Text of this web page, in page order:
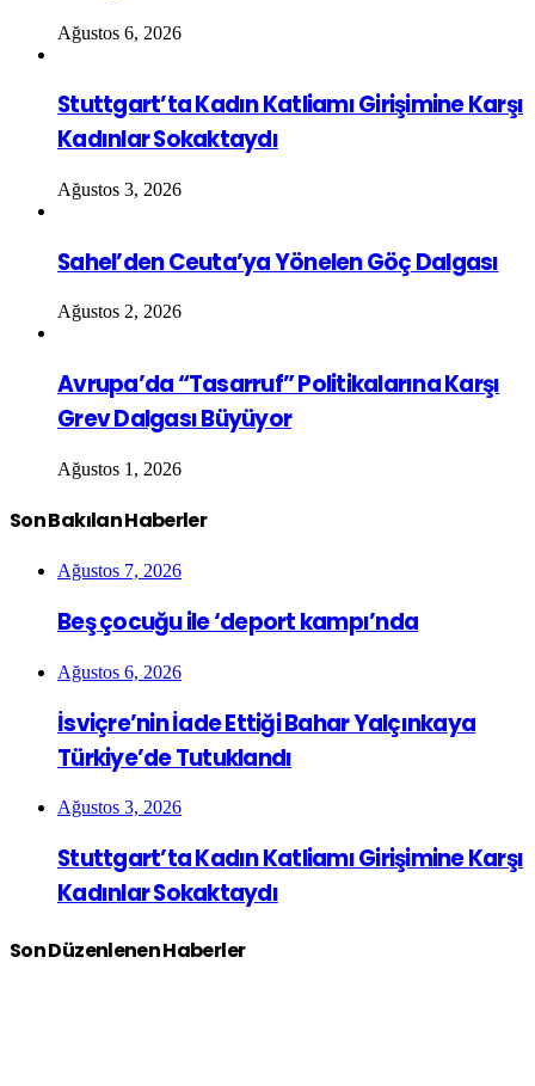
Ağustos 6, 2026
Stuttgart’ta Kadın Katliamı Girişimine Karşı
Kadınlar Sokaktaydı
Ağustos 3, 2026
Sahel’den Ceuta’ya Yönelen Göç Dalgası
Ağustos 2, 2026
Avrupa’da “Tasarruf” Politikalarına Karşı
Grev Dalgası Büyüyor
Ağustos 1, 2026
Son Bakılan Haberler
Ağustos 7, 2026
Beş çocuğu ile ‘deport kampı’nda
Ağustos 6, 2026
İsviçre’nin İade Ettiği Bahar Yalçınkaya
Türkiye’de Tutuklandı
Ağustos 3, 2026
Stuttgart’ta Kadın Katliamı Girişimine Karşı
Kadınlar Sokaktaydı
Son Düzenlenen Haberler